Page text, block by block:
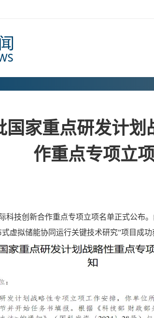
国家重点研发计
作重点专项立
科技创新合作重点专项立项名单正式公布
虚拟储能协同运行关键技术研究”项目成